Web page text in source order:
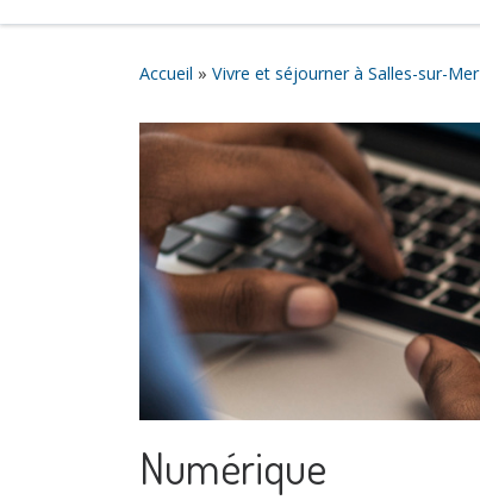
Accueil » Vivre et séjourner à Salles-sur-Mer
Numérique